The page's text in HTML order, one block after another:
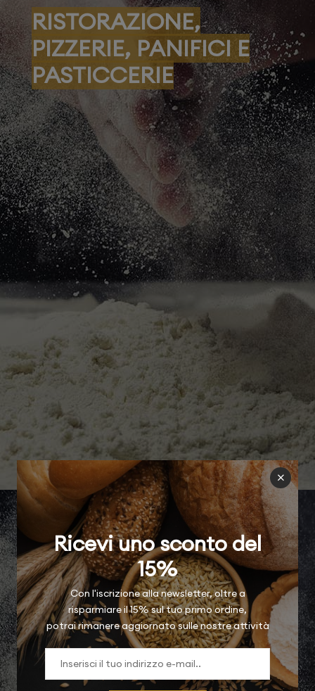
Ricevi uno sconto del
15%
Con l'iscrizione alla newsletter, oltre a
risparmiare il 15% sul tuo primo ordine,
potrai rimanere aggiornato sulle nostre attività
RISTORAZIONE,
PIZZERIE, PANIFICI E
PASTICCERIE